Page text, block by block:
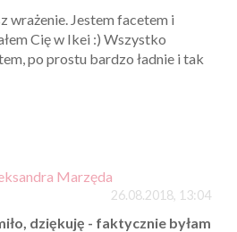
wrażenie. Jestem facetem i
Cię w Ikei :) Wszystko
po prostu bardzo ładnie i tak
Marzęda
26.08.2018, 13:04
dziękuję - faktycznie byłam